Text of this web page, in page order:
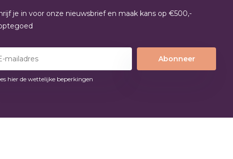
je in voor onze nieuwsbrief en maak kans op €500,-
Abonneer
hier de wettelijke beperkingen